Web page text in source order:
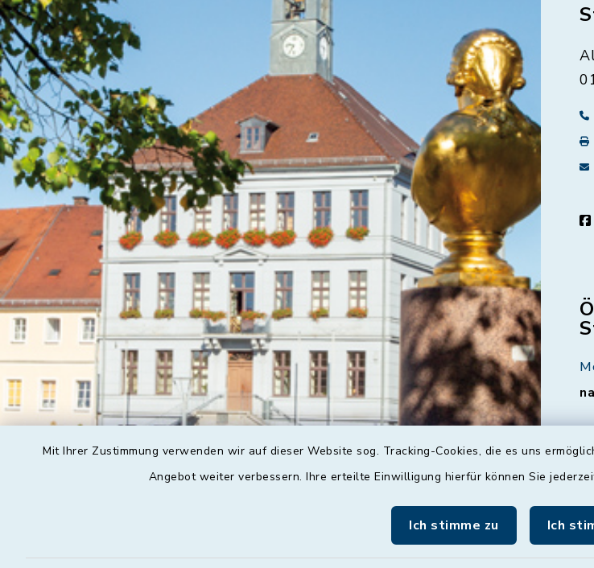
Mit Ihrer Zustimmung verwenden wir auf dieser Website sog. Tracking-Cookies, die es uns
Angebot weiter verbessern. Ihre erteilte Einwilligung hierfür können Sie
Ich stimme zu Ich